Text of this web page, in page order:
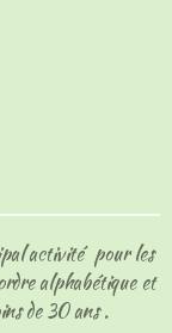
activité pour les
alphabétique et
de 30 ans .